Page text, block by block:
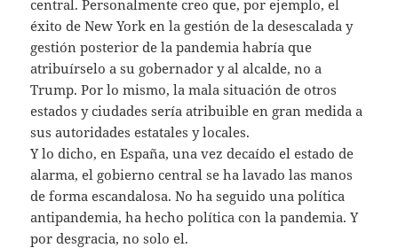
central. Personalmente creo que, por ejemplo, el
éxito de New York en la gestión de la desescalada y
gestión posterior de la pandemia habría que
atribuírselo a su gobernador y al alcalde, no a
Trump. Por lo mismo, la mala situación de otros
estados y ciudades sería atribuible en gran medida a
sus autoridades estatales y locales.
Y lo dicho, en España, una vez decaído el estado de
alarma, el gobierno central se ha lavado las manos
de forma escandalosa. No ha seguido una política
antipandemia, ha hecho política con la pandemia. Y
por desgracia, no solo el.